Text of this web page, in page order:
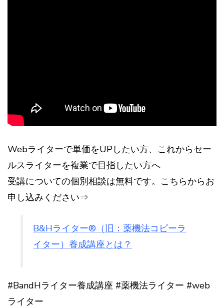
Webライターで単価をUPしたい方、これからセー
ルスライターを複業で目指したい方へ
受講についての個別相談は無料です。こちらからお
申し込みください⇒
B&Hライター®（旧：薬機法コピーラ
イター）養成講座とは？
#BandHライター養成講座 #薬機法ライター #web
ライター